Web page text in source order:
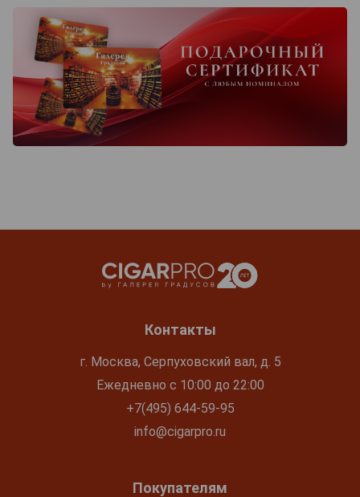
Контакты
г. Москва, Серпуховский вал, д. 5
Ежедневно с 10:00 до 22:00
+7(495) 644-59-95
info@cigarpro.ru
Покупателям